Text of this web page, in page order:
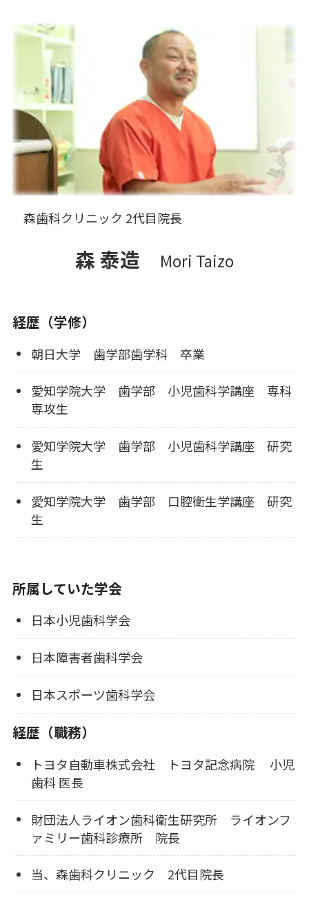
森歯科クリニック 2代目院長
森 泰造 Mori Taizo
経歴（学修）
朝日大学 歯学部歯学科 卒業
愛知学院大学 歯学部 小児歯科学講座 専科
専攻生
愛知学院大学 歯学部 小児歯科学講座 研究
生
愛知学院大学 歯学部 口腔衛生学講座 研究
生
所属していた学会
日本小児歯科学会
日本障害者歯科学会
日本スポーツ歯科学会
経歴（職務）
トヨタ自動車株式会社 トヨタ記念病院 小児
歯科 医長
財団法人ライオン歯科衛生研究所 ライオンフ
ァミリー歯科診療所 院長
当、森歯科クリニック 2代目院長